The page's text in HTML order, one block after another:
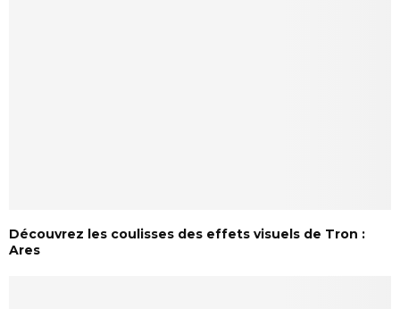
Découvrez les coulisses des effets visuels de Tron :
Ares